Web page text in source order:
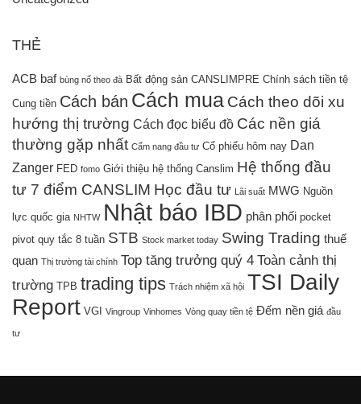
THẺ
ACB baf bùng nổ theo đà Bất động sản CANSLIMPRE Chính sách tiền tệ
Cung tiền Cách bán Cách mua Cách theo dõi xu
hướng thị trường Cách đọc biểu đồ Các nền giá
thường gặp nhất Cẩm nang đầu tư Cổ phiếu hôm nay Dan
Zanger FED fomo Giới thiệu hệ thống Canslim Hệ thống đầu
tư 7 điểm CANSLIM Học đầu tư Lãi suất MWG Nguồn
lực quốc gia NHTW Nhật báo IBD phân phối pocket
pivot quy tắc 8 tuần STB Stock market today Swing Trading thuế
quan Thị trường tài chính Top tăng trưởng quý 4 Toàn cảnh thị
trường TPB trading tips Trách nhiệm xã hội TSI Daily
Report VGI Vingroup Vinhomes Vòng quay tiền tệ Đếm nền giá đầu
tư